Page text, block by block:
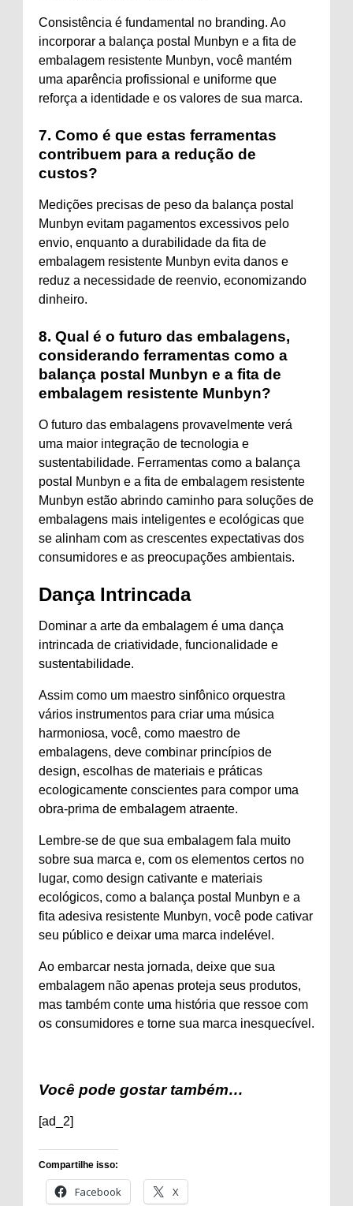
Consistência é fundamental no branding. Ao
incorporar a balança postal Munbyn e a fita de
embalagem resistente Munbyn, você mantém
uma aparência profissional e uniforme que
reforça a identidade e os valores de sua marca.
7. Como é que estas ferramentas
contribuem para a redução de
custos?
Medições precisas de peso da balança postal
Munbyn evitam pagamentos excessivos pelo
envio, enquanto a durabilidade da fita de
embalagem resistente Munbyn evita danos e
reduz a necessidade de reenvio, economizando
dinheiro.
8. Qual é o futuro das embalagens,
considerando ferramentas como a
balança postal Munbyn e a fita de
embalagem resistente Munbyn?
O futuro das embalagens provavelmente verá
uma maior integração de tecnologia e
sustentabilidade. Ferramentas como a balança
postal Munbyn e a fita de embalagem resistente
Munbyn estão abrindo caminho para soluções de
embalagens mais inteligentes e ecológicas que
se alinham com as crescentes expectativas dos
consumidores e as preocupações ambientais.
Dança Intrincada
Dominar a arte da embalagem é uma dança
intrincada de criatividade, funcionalidade e
sustentabilidade.
Assim como um maestro sinfônico orquestra
vários instrumentos para criar uma música
harmoniosa, você, como maestro de
embalagens, deve combinar princípios de
design, escolhas de materiais e práticas
ecologicamente conscientes para compor uma
obra-prima de embalagem atraente.
Lembre-se de que sua embalagem fala muito
sobre sua marca e, com os elementos certos no
lugar, como design cativante e materiais
ecológicos, como a balança postal Munbyn e a
fita adesiva resistente Munbyn, você pode cativar
seu público e deixar uma marca indelével.
Ao embarcar nesta jornada, deixe que sua
embalagem não apenas proteja seus produtos,
mas também conte uma história que ressoe com
os consumidores e torne sua marca inesquecível.
Você pode gostar também…
[ad_2]
Compartilhe isso:
Facebook X